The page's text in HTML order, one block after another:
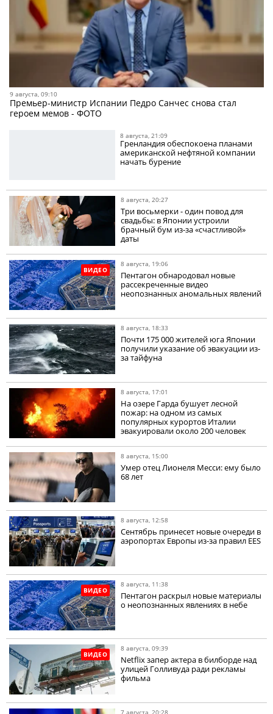
9 августа, 09:10
Премьер-министр Испании Педро Санчес снова стал
героем мемов - ФОТО
8 августа, 21:09
Гренландия обеспокоена планами
американской нефтяной компании
начать бурение
8 августа, 20:27
Три восьмерки - один повод для
свадьбы: в Японии устроили
брачный бум из-за «счастливой»
даты
ВИДЕО
8 августа, 19:06
Пентагон обнародовал новые
рассекреченные видео
неопознанных аномальных явлений
8 августа, 18:33
Почти 175 000 жителей юга Японии
получили указание об эвакуации из-
за тайфуна
8 августа, 17:01
На озере Гарда бушует лесной
пожар: на одном из самых
популярных курортов Италии
эвакуировали около 200 человек
8 августа, 15:00
Умер отец Лионеля Месси: ему было
68 лет
8 августа, 12:58
Сентябрь принесет новые очереди в
аэропортах Европы из-за правил EES
ВИДЕО
8 августа, 11:38
Пентагон раскрыл новые материалы
о неопознанных явлениях в небе
ВИДЕО
8 августа, 09:39
Netflix запер актера в билборде над
улицей Голливуда ради рекламы
фильма
7 августа, 20:28